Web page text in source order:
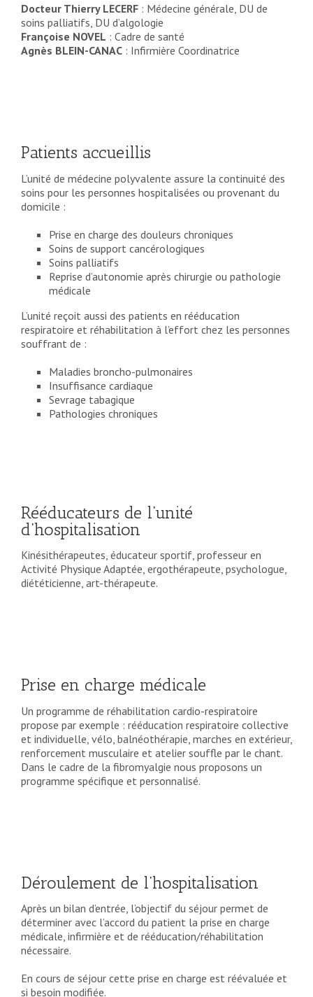
Docteur Thierry LECERF : Médecine générale, DU de
soins palliatifs, DU d’algologie
Françoise NOVEL : Cadre de santé
Agnès BLEIN-CANAC : Infirmière Coordinatrice
Patients accueillis
L’unité de médecine polyvalente assure la continuité des
soins pour les personnes hospitalisées ou provenant du
domicile :
Prise en charge des douleurs chroniques
Soins de support cancérologiques
Soins palliatifs
Reprise d’autonomie après chirurgie ou pathologie
médicale
L’unité reçoit aussi des patients en rééducation
respiratoire et réhabilitation à l’effort chez les personnes
souffrant de :
Maladies broncho-pulmonaires
Insuffisance cardiaque
Sevrage tabagique
Pathologies chroniques
Rééducateurs de l’unité
d’hospitalisation
Kinésithérapeutes, éducateur sportif, professeur en
Activité Physique Adaptée, ergothérapeute, psychologue,
diététicienne, art-thérapeute.
Prise en charge médicale
Un programme de réhabilitation cardio-respiratoire
propose par exemple : rééducation respiratoire collective
et individuelle, vélo, balnéothérapie, marches en extérieur,
renforcement musculaire et atelier souffle par le chant.
Dans le cadre de la fibromyalgie nous proposons un
programme spécifique et personnalisé.
Déroulement de l’hospitalisation
Après un bilan d’entrée, l’objectif du séjour permet de
déterminer avec l’accord du patient la prise en charge
médicale, infirmière et de rééducation/réhabilitation
nécessaire.
En cours de séjour cette prise en charge est réévaluée et
si besoin modifiée.